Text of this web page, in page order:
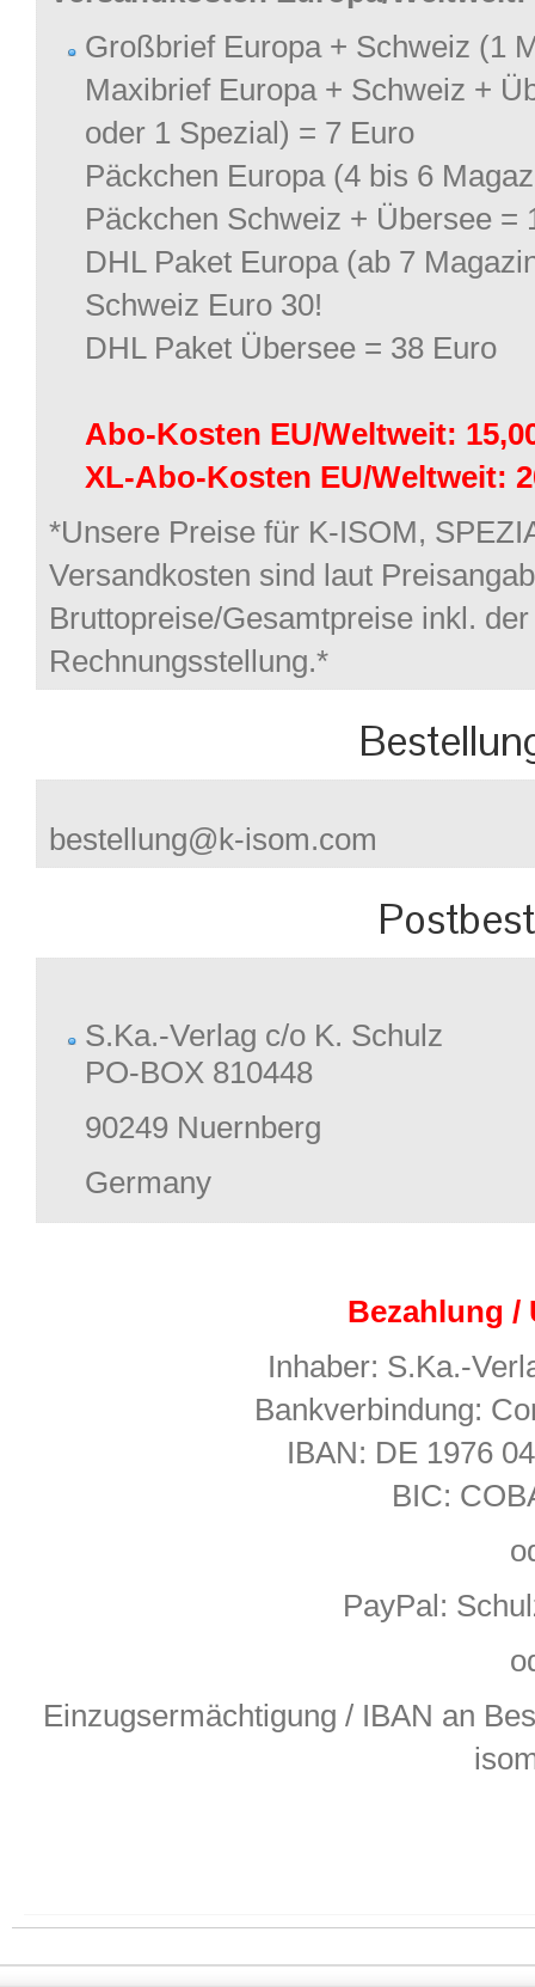
Großbrief Europa + Schweiz (1
Maxibrief Europa + Schweiz +
oder 1 Spezial) = 7 Euro
Päckchen Europa (4 bis 6
Päckchen Schweiz + Übersee =
DHL Paket Europa (ab 7
Schweiz Euro 30!
DHL Paket Übersee = 38 Euro
Abo-Kosten EU/Weltweit:
XL-Abo-Kosten EU/Weltweit:
*Unsere Preise für K-ISOM,
Versandkosten sind laut
Bruttopreise/Gesamtpreise inkl.
Rechnungsstellung.*
bestellung@k-isom.com
S.Ka.-Verlag c/o K. Schulz
PO-BOX 810448
90249 Nuernberg
Germany
Bezahlung /
Inhaber: S.Ka.-
Bankverbindung:
IBAN: DE 1976
BIC:
PayPal:
Einzugsermächtigung / IBAN an